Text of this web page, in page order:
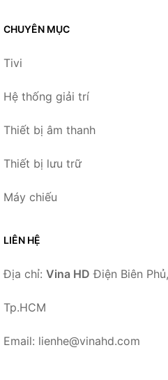
CHUYÊN MỤC
Tivi
Hệ thống giải trí
Thiết bị âm thanh
Thiết bị lưu trữ
Máy chiếu
LIÊN HỆ
Địa chỉ: Vina HD Điện Biên
Tp.HCM
Email: lienhe@vinahd.com